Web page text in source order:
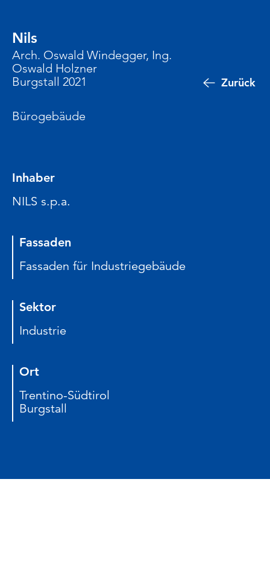
Zurück
Nils
Arch. Oswald Windegger, Ing.
Oswald Holzner
Burgstall 2021
Bürogebäude
Inhaber
NILS s.p.a.
Fassaden
Fassaden für Industriegebäude
Sektor
Industrie
Ort
Trentino-Südtirol
Burgstall